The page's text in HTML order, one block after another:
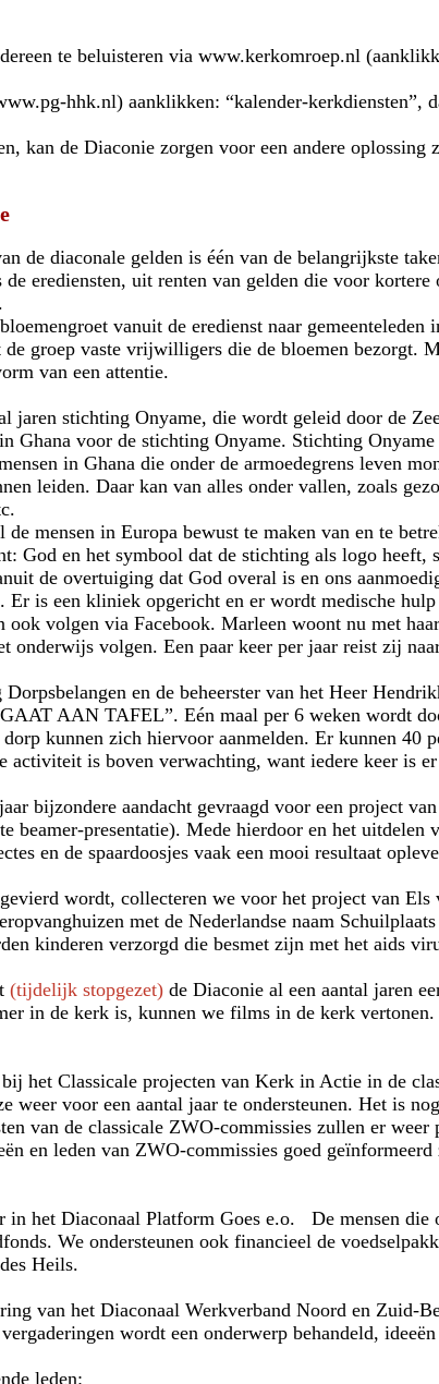
te beluisteren via www.kerkomroep.nl
hhk.nl) aanklikken: “kalender-kerkdiensten”,
kan de Diaconie zorgen voor een andere
de diaconale gelden is één van de belangrijkste
erediensten, uit renten van gelden die voor
vanuit de eredienst naar
groep vaste vrijwilligers die de bloemen bezorgt.
van een attentie.
jaren stichting Onyame, die wordt geleid door de
Ghana voor de stichting Onyame. Stichting Onyame
in Ghana die onder de armoedegrens leven
leiden. Daar kan van alles onder vallen, zoals
mensen in Europa bewust te maken van en te
God en het symbool dat de stichting als logo heeft,
de overtuiging dat God overal is en ons
Er is een kliniek opgericht en er wordt medische
volgen via Facebook. Marleen woont nu met
onderwijs volgen. Een paar keer per jaar reist zij
en de beheerster van het Heer
AAN TAFEL”. Eén maal per 6 weken wordt
kunnen zich hiervoor aanmelden. Er kunnen 40
activiteit is boven verwachting, want iedere keer is
bijzondere aandacht gevraagd voor een project
beamer-presentatie). Mede hierdoor en het
en de spaardoosjes vaak een mooi resultaat
wordt, collecteren we voor het project van
met de Nederlandse naam
kinderen verzorgd die besmet zijn met het aids
(tijdelijk stopgezet) de Diaconie al een aantal jaren
in de kerk is, kunnen we films in de kerk
het Classicale projecten van Kerk in Actie in de
weer voor een aantal jaar te ondersteunen. Het is
van de classicale ZWO-commissies zullen er weer
en leden van ZWO-commissies goed
het Diaconaal Platform Goes e.o. De mensen die
We ondersteunen ook financieel de
Heils.
van het Diaconaal Werkverband Noord en Zuid-
wordt een onderwerp behandeld,
leden: